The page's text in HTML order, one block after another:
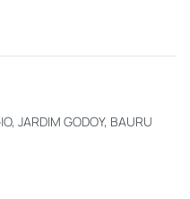
JARDIM GODOY, BAURU